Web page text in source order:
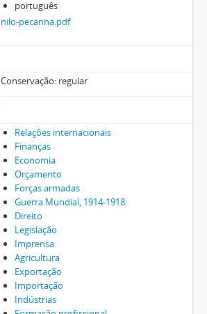
português
nilo-pecanha.pdf
Conservação: regular
Relações internacionais
Finanças
Economia
Orçamento
Forças armadas
Guerra Mundial, 1914-1918
Direito
Legislação
Imprensa
Agricultura
Exportação
Importação
Indústrias